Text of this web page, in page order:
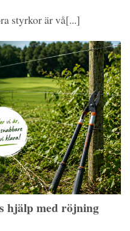
styrkor är vå[...]
hjälp med röjning